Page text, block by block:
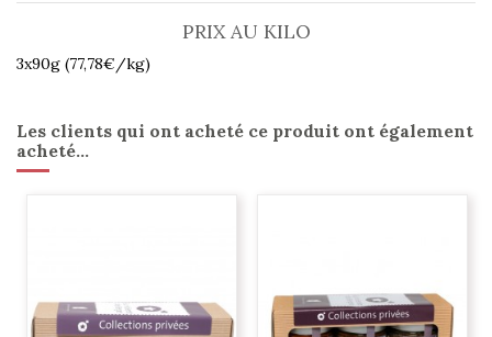
PRIX AU KILO
3x90g (77,78€/kg)
Les clients qui ont acheté ce produit ont également
acheté...